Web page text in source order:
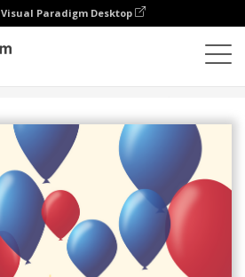
Visual Paradigm Desktop